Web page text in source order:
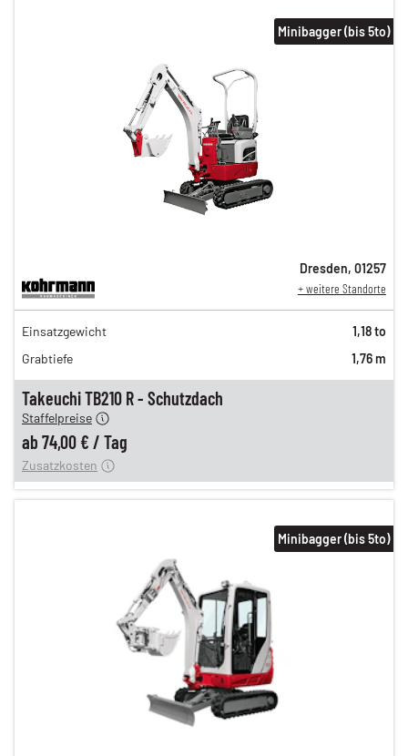
Takeuchi TB210 R - Schutzdach
127,00 €
106,00 €
88,00 €
Staffelpreise
ab 74,00 € / Tag
12,00 €
Zusatzkosten
Minibagger (bis 5to)
Dresden, 01257
+ weitere Standorte
Einsatzgewicht
1,18 to
Grabtiefe
1,76 m
Minibagger (bis 5to)